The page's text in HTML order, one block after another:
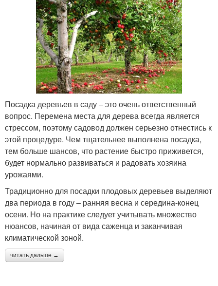
Посадка деревьев в саду – это очень ответственный
вопрос. Перемена места для дерева всегда является
стрессом, поэтому садовод должен серьезно отнестись к
этой процедуре. Чем тщательнее выполнена посадка,
тем больше шансов, что растение быстро приживется,
будет нормально развиваться и радовать хозяина
урожаями.
Традиционно для посадки плодовых деревьев выделяют
два периода в году – ранняя весна и середина-конец
осени. Но на практике следует учитывать множество
нюансов, начиная от вида саженца и заканчивая
климатической зоной.
читать дальше →